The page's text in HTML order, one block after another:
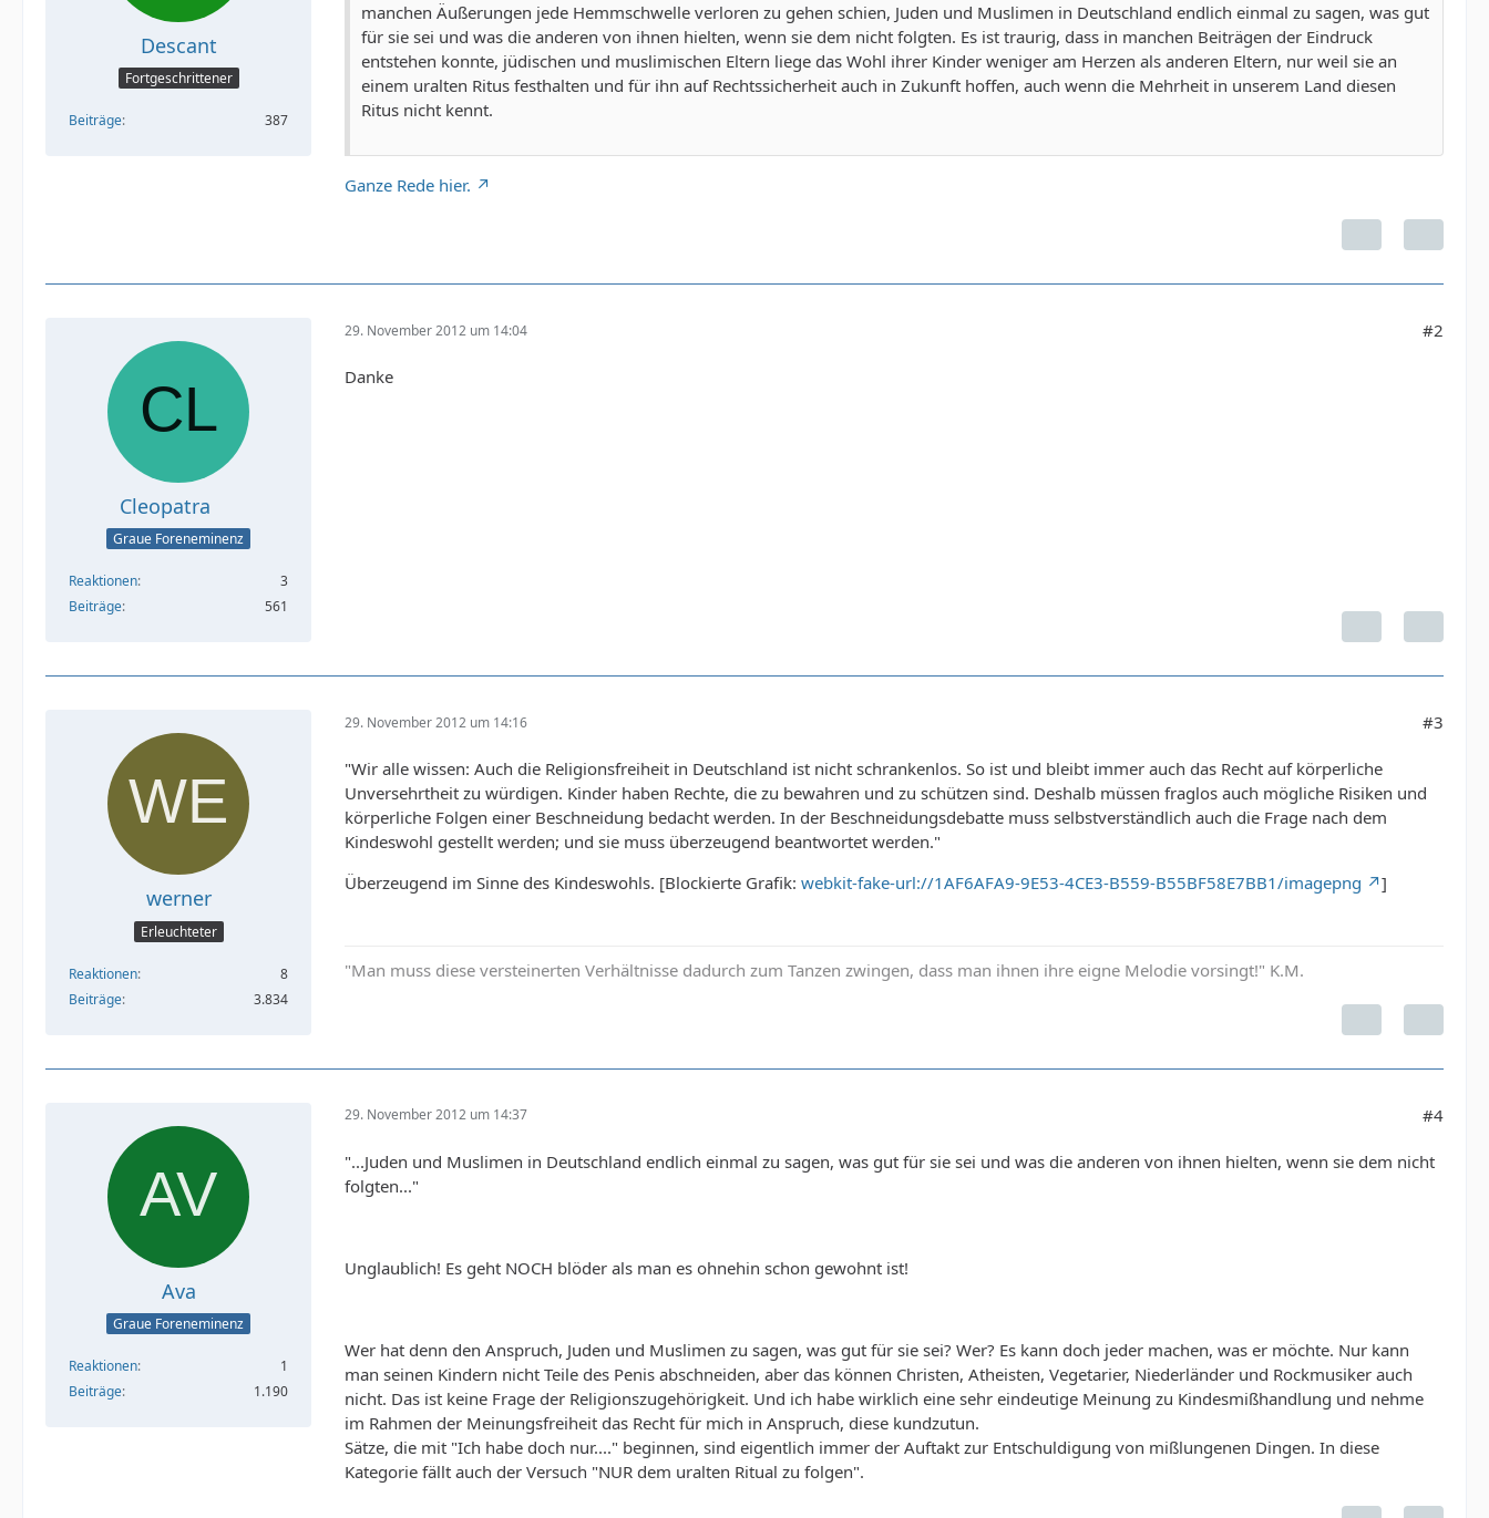
Descant
Fortgeschrittener
Beiträge 387
manchen Äußerungen jede Hemmschwelle verloren zu gehen schien, Juden und Muslimen in Deutschland endlich einmal zu sagen, was gut
für sie sei und was die anderen von ihnen hielten, wenn sie dem nicht folgten. Es ist traurig, dass in manchen Beiträgen der Eindruck
entstehen konnte, jüdischen und muslimischen Eltern liege das Wohl ihrer Kinder weniger am Herzen als anderen Eltern, nur weil sie an
einem uralten Ritus festhalten und für ihn auf Rechtssicherheit auch in Zukunft hoffen, auch wenn die Mehrheit in unserem Land diesen
Ritus nicht kennt.
Ganze Rede hier.
Cleopatra
Graue Foreneminenz
Reaktionen
3
Beiträge
561
29. November 2012 um 14:04 #2
Danke
werner
Erleuchteter
Reaktionen
8
Beiträge
3.834
29. November 2012 um 14:16 #3
"Wir alle wissen: Auch die Religionsfreiheit in Deutschland ist nicht schrankenlos. So ist und bleibt immer auch das Recht auf körperliche
Unversehrtheit zu würdigen. Kinder haben Rechte, die zu bewahren und zu schützen sind. Deshalb müssen fraglos auch mögliche Risiken und
körperliche Folgen einer Beschneidung bedacht werden. In der Beschneidungsdebatte muss selbstverständlich auch die Frage nach dem
Kindeswohl gestellt werden; und sie muss überzeugend beantwortet werden."
Überzeugend im Sinne des Kindeswohls. [Blockierte Grafik: webkit-fake-url://1AF6AFA9-9E53-4CE3-B559-B55BF58E7BB1/imagepng ]
"Man muss diese versteinerten Verhältnisse dadurch zum Tanzen zwingen, dass man ihnen ihre eigne Melodie vorsingt!" K.M.
Ava
Graue Foreneminenz
Reaktionen
1
Beiträge
1.190
29. November 2012 um 14:37 #4
"...Juden und Muslimen in Deutschland endlich einmal zu sagen, was gut für sie sei und was die anderen von ihnen hielten, wenn sie dem nicht
folgten..."
Unglaublich! Es geht NOCH blöder als man es ohnehin schon gewohnt ist!
Wer hat denn den Anspruch, Juden und Muslimen zu sagen, was gut für sie sei? Wer? Es kann doch jeder machen, was er möchte. Nur kann
man seinen Kindern nicht Teile des Penis abschneiden, aber das können Christen, Atheisten, Vegetarier, Niederländer und Rockmusiker auch
nicht. Das ist keine Frage der Religionszugehörigkeit. Und ich habe wirklich eine sehr eindeutige Meinung zu Kindesmißhandlung und nehme
im Rahmen der Meinungsfreiheit das Recht für mich in Anspruch, diese kundzutun.
Sätze, die mit "Ich habe doch nur...." beginnen, sind eigentlich immer der Auftakt zur Entschuldigung von mißlungenen Dingen. In diese
Kategorie fällt auch der Versuch "NUR dem uralten Ritual zu folgen".